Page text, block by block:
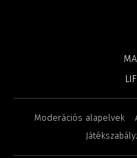
Moderációs alapelvek